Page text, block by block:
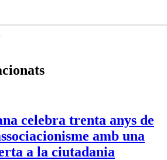
celebra trenta anys de
amb una
a la ciutadania